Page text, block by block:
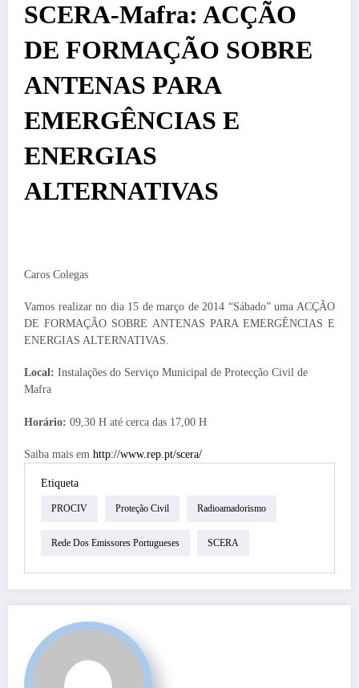
SCERA-Mafra: ACÇÃO
DE FORMAÇÃO SOBRE
ANTENAS PARA
EMERGÊNCIAS E
ENERGIAS
ALTERNATIVAS
Caros Colegas
Vamos realizar no dia 15 de março de 2014 “Sábado”uma ACÇÃO
DE FORMAÇÃO SOBRE ANTENAS PARA EMERGÊNCIAS E
ENERGIAS ALTERNATIVAS.
Local: Instalações do Serviço Municipal de Protecção Civil de
Mafra
Horário: 09,30 H até cerca das 17,00 H
Saiba mais em http://www.rep.pt/scera/
Etiqueta
PROCIV Proteção Civil Radioamadorismo
Rede Dos Emissores Portugueses SCERA